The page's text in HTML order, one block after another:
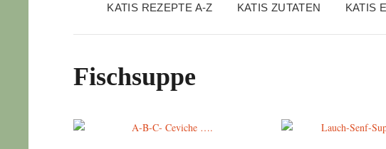
KATIS REZEPTE A-Z KATIS ZUTATEN KATIS
Fischsuppe